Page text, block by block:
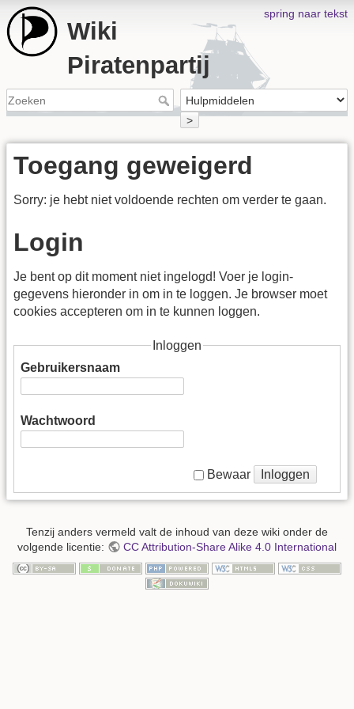
spring naar tekst
Wiki
Piratenpartij
>
Toegang geweigerd
Sorry: je hebt niet voldoende rechten om verder te gaan.
Login
Je bent op dit moment niet ingelogd! Voer je login-
gegevens hieronder in om in te loggen. Je browser moet
cookies accepteren om in te kunnen loggen.
Inloggen
Gebruikersnaam
Wachtwoord
Bewaar Inloggen
Tenzij anders vermeld valt de inhoud van deze wiki onder de
volgende licentie:
CC Attribution-Share Alike 4.0 International